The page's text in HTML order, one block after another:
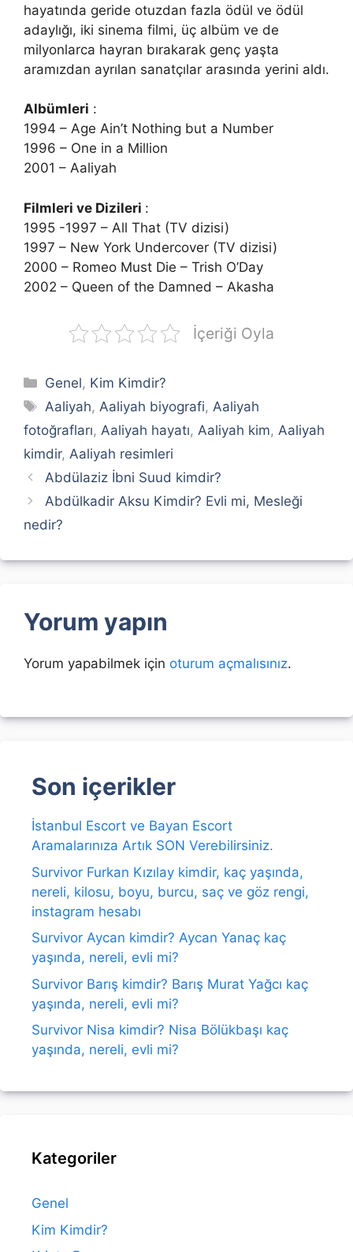
hayatında geride otuzdan fazla ödül ve ödül
adaylığı, iki sinema filmi, üç albüm ve de
milyonlarca hayran bırakarak genç yaşta
aramızdan ayrılan sanatçılar arasında yerini aldı.
Albümleri :
1994 – Age Ain’t Nothing but a Number
1996 – One in a Million
2001 – Aaliyah
Filmleri ve Dizileri :
1995 -1997 – All That (TV dizisi)
1997 – New York Undercover (TV dizisi)
2000 – Romeo Must Die – Trish O’Day
2002 – Queen of the Damned – Akasha
İçeriği Oyla
Kategoriler
Genel, Kim Kimdir?
Etiketler
Aaliyah, Aaliyah biyografi, Aaliyah
fotoğrafları, Aaliyah hayatı, Aaliyah kim, Aaliyah
kimdir, Aaliyah resimleri
Abdülaziz İbni Suud kimdir?
Abdülkadir Aksu Kimdir? Evli mi, Mesleği
nedir?
Yorum yapın
Yorum yapabilmek için oturum açmalısınız.
Son içerikler
İstanbul Escort ve Bayan Escort
Aramalarınıza Artık SON Verebilirsiniz.
Survivor Furkan Kızılay kimdir, kaç yaşında,
nereli, kilosu, boyu, burcu, saç ve göz rengi,
instagram hesabı
Survivor Aycan kimdir? Aycan Yanaç kaç
yaşında, nereli, evli mi?
Survivor Barış kimdir? Barış Murat Yağcı kaç
yaşında, nereli, evli mi?
Survivor Nisa kimdir? Nisa Bölükbaşı kaç
yaşında, nereli, evli mi?
Kategoriler
Genel
Kim Kimdir?